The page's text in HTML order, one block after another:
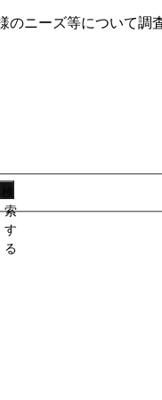
のニーズ等について
索
す
る